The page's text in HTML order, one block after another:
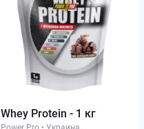
Whey Protein - 1 кг
Power Pro • Украина